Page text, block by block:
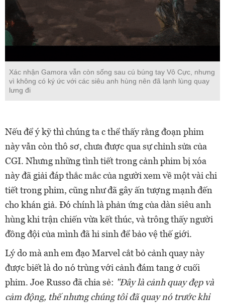
Xác nhận Gamora vẫn còn sống sau cú búng tay Vô Cực, nhưng
vì không có ký ức với các siêu anh hùng nên đã lạnh lùng quay
lưng đi
Nếu để ý kỹ thì chúng ta c thể thấy rằng đoạn phim
này vẫn còn thô sơ, chưa được qua sự chỉnh sửa của
CGI. Nhưng những tình tiết trong cảnh phim bị xóa
này đã giải đáp thắc mắc của người xem về một vài chi
tiết trong phim, cũng như đã gây ấn tượng mạnh đến
cho khán giả. Đó chính là phản ứng của dàn siêu anh
hùng khi trận chiến vừa kết thúc, và trông thấy người
đồng đội của mình đã hi sinh để bảo vệ thế giới.
Lý do mà anh em đạo Marvel cắt bỏ cảnh quay này
được biết là do nó trùng với cảnh đám tang ở cuối
phim. Joe Russo đã chia sẻ: "Đây là cảnh quay đẹp và
cảm động, thế nhưng chúng tôi đã quay nó trước khi